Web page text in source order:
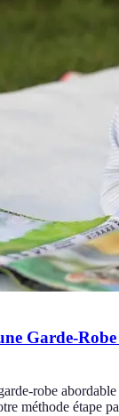
Garde-
robe
méthode étape